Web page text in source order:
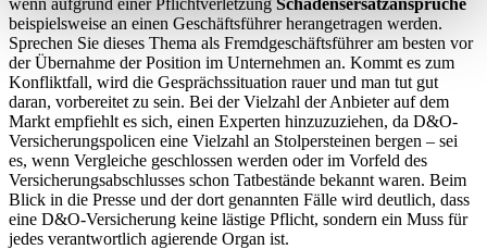
beispielsweise an einen Geschäftsführer herangetragen werden.
Sprechen Sie dieses Thema als Fremdgeschäftsführer am besten vor
der Übernahme der Position im Unternehmen an. Kommt es zum
Konfliktfall, wird die Gesprächssituation rauer und man tut gut
daran, vorbereitet zu sein. Bei der Vielzahl der Anbieter auf dem
Markt empfiehlt es sich, einen Experten hinzuzuziehen, da D&O-
Versicherungspolicen eine Vielzahl an Stolpersteinen bergen – sei
es, wenn Vergleiche geschlossen werden oder im Vorfeld des
Versicherungsabschlusses schon Tatbestände bekannt waren. Beim
Blick in die Presse und der dort genannten Fälle wird deutlich, dass
eine D&O-Versicherung keine lästige Pflicht, sondern ein Muss für
jedes verantwortlich agierende Organ ist.